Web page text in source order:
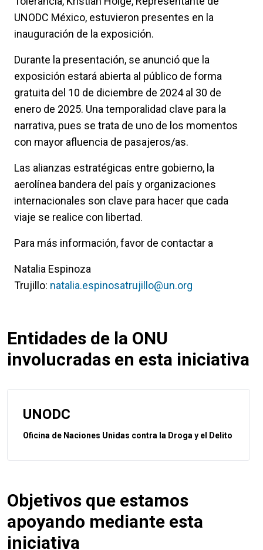
UNODC México, estuvieron presentes en la
inauguración de la exposición.
Durante la presentación, se anunció que la
exposición estará abierta al público de forma
gratuita del 10 de diciembre de 2024 al 30 de
enero de 2025. Una temporalidad clave para la
narrativa, pues se trata de uno de los momentos
con mayor afluencia de pasajeros/as.
Las alianzas estratégicas entre gobierno, la
aerolínea bandera del país y organizaciones
internacionales son clave para hacer que cada
viaje se realice con libertad.
Para más información, favor de contactar a
Natalia Espinoza
Trujillo: natalia.espinosatrujillo@un.org
Entidades de la ONU
involucradas en esta iniciativa
UNODC
Oficina de Naciones Unidas contra la Droga y el Delito
Objetivos que estamos
apoyando mediante esta
iniciativa